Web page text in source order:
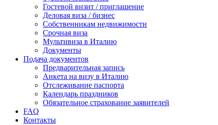
Гостевой визит / приглашение
Деловая виза / бизнес
Собственникам недвижимости
Срочная виза
Мультивиза в Италию
Документы
Подача документов
Предварительная запись
Анкета на визу в Италию
Отслеживание паспорта
Календарь праздников
Обязательное страхование заявителей
FAQ
Контакты